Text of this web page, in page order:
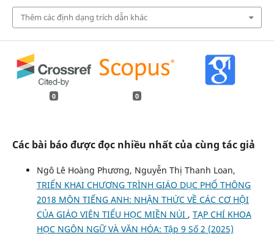
Thêm các định dạng trích dẫn khác
0 0
Các bài báo được đọc nhiều nhất của cùng tác giả
Ngô Lê Hoàng Phương, Nguyễn Thị Thanh Loan,
TRIỂN KHAI CHƯƠNG TRÌNH GIÁO DỤC PHỔ THÔNG
2018 MÔN TIẾNG ANH: NHẬN THỨC VỀ CÁC CƠ HỘI
CỦA GIÁO VIÊN TIỂU HỌC MIỀN NÚI , TẠP CHÍ KHOA
HỌC NGÔN NGỮ VÀ VĂN HÓA: Tập 9 Số 2 (2025)